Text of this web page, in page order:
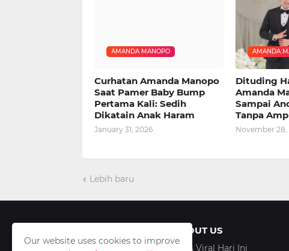
AMANDA MANOPO
Curhatan Amanda Manopo
Saat Pamer Baby Bump
Pertama Kali: Sedih
Dikatain Anak Haram
January 31, 2026
AMANDA
Dituding
Amanda
Sampai
Tanpa
November 28,
Lebih baru
ABOUT US
Artis Viral Hari Ini
Our website uses cookies to improve